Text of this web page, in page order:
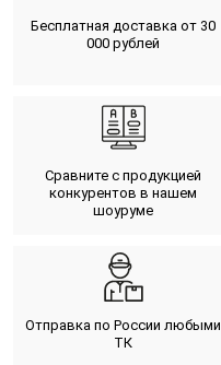
Бесплатная доставка от 30
000 рублей
Сравните с продукцией
конкурентов в нашем
шоуруме
Отправка по России любыми
ТК